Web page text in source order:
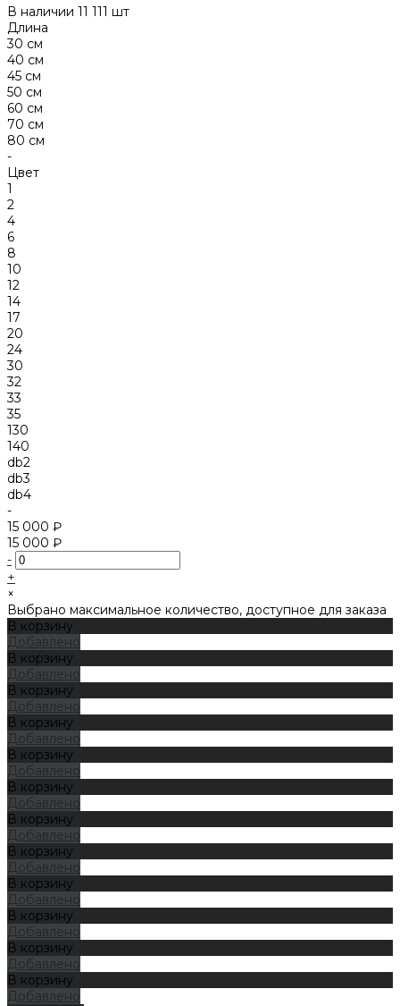
В наличии 11 111 шт
Длина
30 см
40 см
45 см
50 см
60 см
70 см
80 см
-
Цвет
1
2
4
6
8
10
12
14
17
20
24
30
32
33
35
130
140
db2
db3
db4
-
15 000 ₽
15 000 ₽
-
+
×
Выбрано максимальное количество, доступное для заказа
В корзину
Добавлено
В корзину
Добавлено
В корзину
Добавлено
В корзину
Добавлено
В корзину
Добавлено
В корзину
Добавлено
В корзину
Добавлено
В корзину
Добавлено
В корзину
Добавлено
В корзину
Добавлено
В корзину
Добавлено
В корзину
Добавлено